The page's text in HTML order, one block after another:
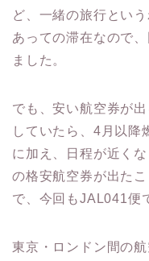
ど、一緒の旅行とい
あっての滞在なので
ました。
でも、安い航空券が
していたら、4月以降
に加え、日程が近く
の格安航空券が出た
で、今回もJAL041便
東京・ロンドン間の